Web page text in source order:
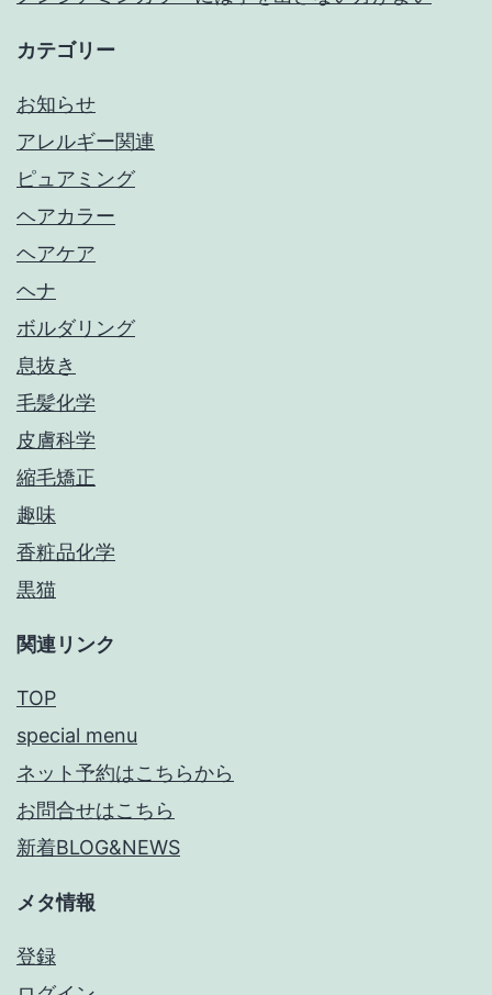
カテゴリー
お知らせ
アレルギー関連
ピュアミング
ヘアカラー
ヘアケア
ヘナ
ボルダリング
息抜き
毛髪化学
皮膚科学
縮毛矯正
趣味
香粧品化学
黒猫
関連リンク
TOP
special menu
ネット予約はこちらから
お問合せはこちら
新着BLOG&NEWS
メタ情報
登録